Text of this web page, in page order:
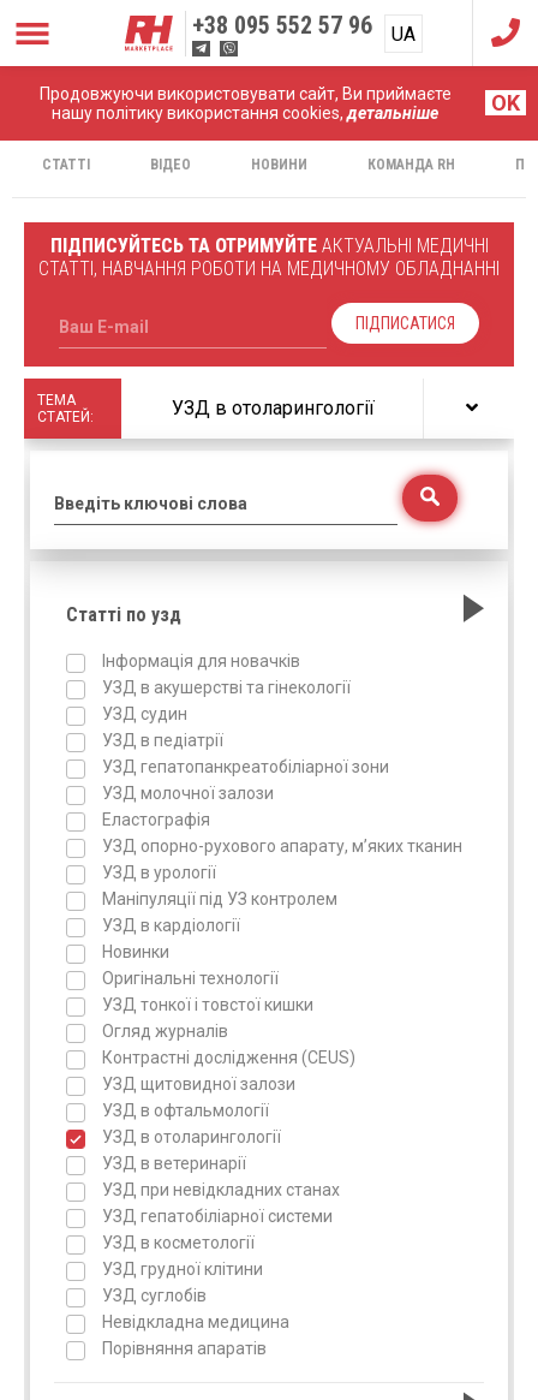
Продовжуючи використовувати сайт, Ви приймаєте
нашу політику використання cookies,детальніше OK
+38 095 552 57 96 UA
RU
Головна Статті
СТАТТІ ВІДЕО НОВИНИ КОМАНДА RH
ПІДПИСУЙТЕСЬ ТА ОТРИМУЙТЕАКТУАЛЬНІ МЕДИЧНІ
СТАТТІ, НАВЧАННЯ РОБОТИ НА МЕДИЧНОМУ ОБЛАДНАННІ
Ваш E-mail ПІДПИСАТИСЯ
ТЕМА
СТАТЕЙ:
УЗД в отоларингології
Введіть ключові слова
Статті по узд
Інформація для новачків
УЗД в акушерстві та гінекології
УЗД судин
УЗД в педіатрії
УЗД гепатопанкреатобіліарної зони
УЗД молочної залози
Еластографія
УЗД опорно-рухового апарату, м’яких тканин
УЗД в урології
Маніпуляції під УЗ контролем
УЗД в кардіології
Новинки
Оригінальні технології
УЗД тонкої і товстої кишки
Огляд журналів
Контрастні дослідження (CEUS)
УЗД щитовидної залози
УЗД в офтальмології
УЗД в отоларингології
УЗД в ветеринарії
УЗД при невідкладних станах
УЗД гепатобіліарної системи
УЗД в косметології
УЗД грудної клітини
УЗД суглобів
Невідкладна медицина
Порівняння апаратів